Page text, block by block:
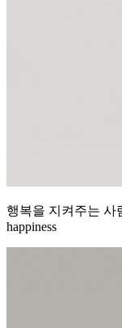
행복을 지켜주는 사
happiness